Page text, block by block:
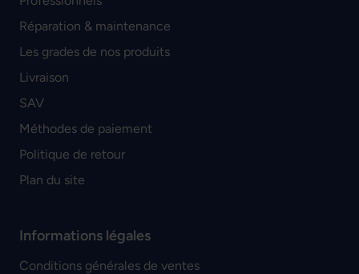
Réparation & maintenance
Les grades de nos produits
Livraison
SAV
Méthodes de paiement
Politique de retour
Plan du site
Informations légales
Conditions générales de ventes